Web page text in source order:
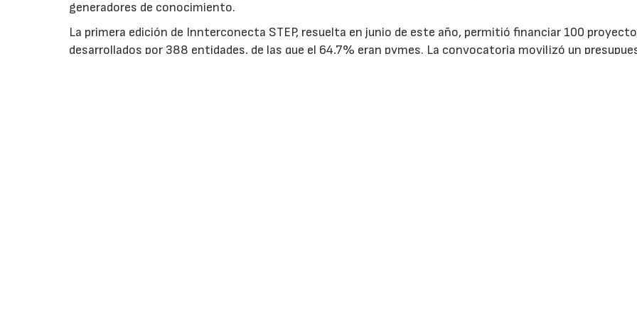
generadores de conocimiento.
La primera edición de Innterconecta STEP, resuelta en junio de este año, permitió financiar 100
desarrollados por 388 entidades, de las que el 64,7% eran pymes. La convocatoria movilizó un